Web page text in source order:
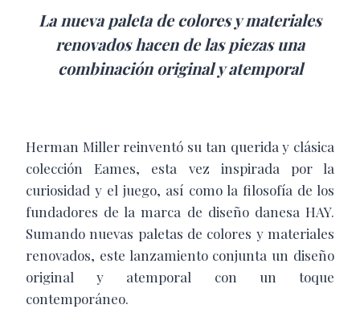
La nueva paleta de colores y materiales
renovados hacen de las piezas una
combinación original y atemporal
Herman Miller reinventó su tan querida y clásica
colección Eames, esta vez inspirada por la
curiosidad y el juego, así como la filosofía de los
fundadores de la marca de diseño danesa HAY.
Sumando nuevas paletas de colores y materiales
renovados, este lanzamiento conjunta un diseño
original y atemporal con un toque
contemporáneo.